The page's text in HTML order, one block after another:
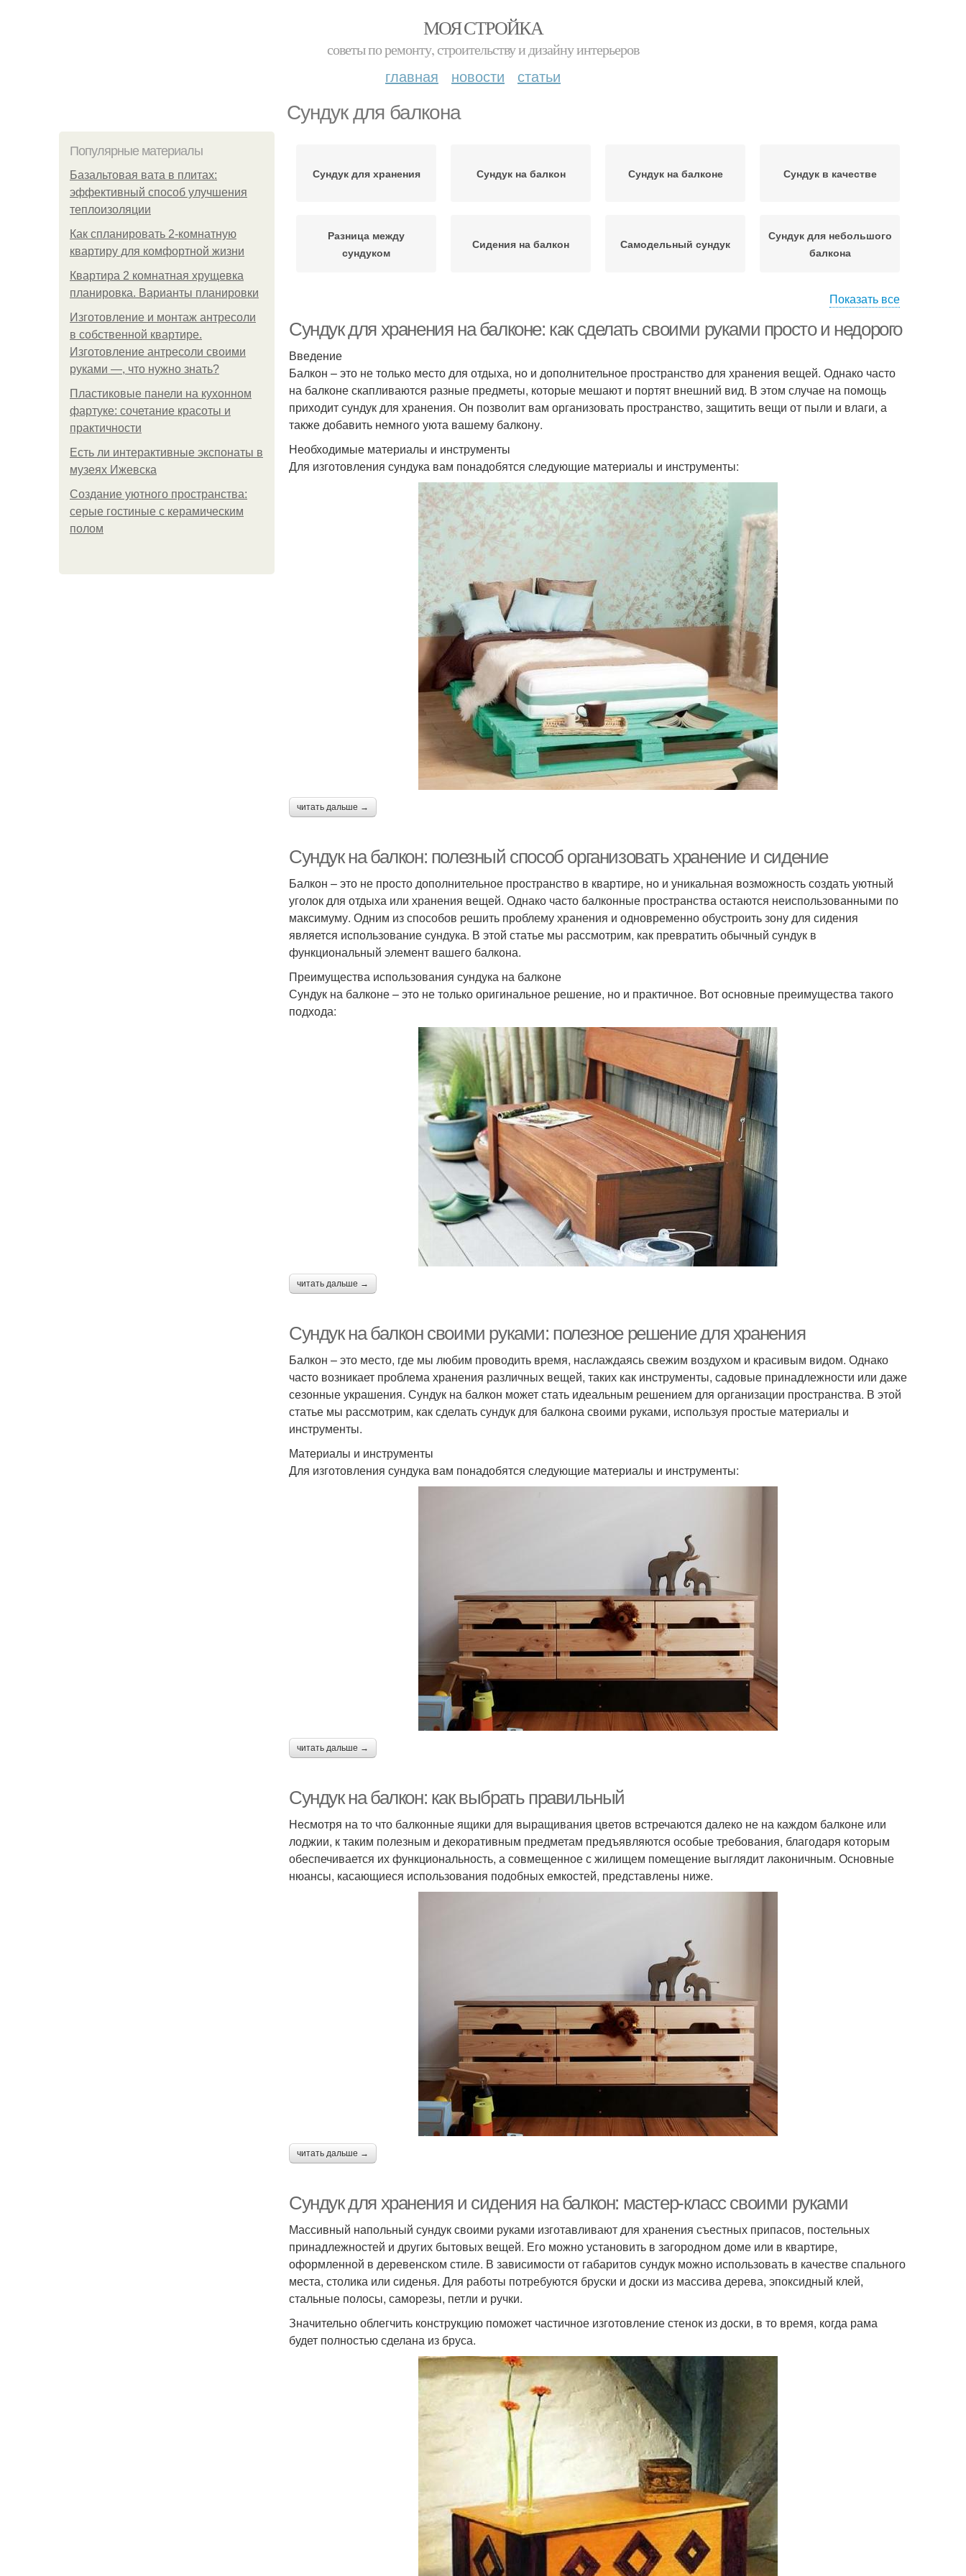
МОЯ СТРОЙКА
советы по ремонту, строительству и дизайну интерьеров
главная новости статьи
Сундук для балкона
Популярные материалы
Базальтовая вата в плитах:
эффективный способ улучшения
теплоизоляции
Как спланировать 2-комнатную
квартиру для комфортной жизни
Квартира 2 комнатная хрущевка
планировка. Варианты планировки
Изготовление и монтаж антресоли
в собственной квартире.
Изготовление антресоли своими
руками —, что нужно знать?
Пластиковые панели на кухонном
фартуке: сочетание красоты и
практичности
Есть ли интерактивные экспонаты в
музеях Ижевска
Создание уютного пространства:
серые гостиные с керамическим
полом
Сундук для хранения Сундук на балкон Сундук на балконе Сундук в качестве
Разница между
сундуком
Сидения на балкон Самодельный сундук
Сундук для небольшого
балкона
комфортного отдыха
эффективного хранения
Отсеки к сундуку Условия на балконе Погоды на балконе Диваны на балкон
Руки на балкон Ящик на балкон
Диван-ящик на балкон
Показать все
Сундук для хранения на балконе: как сделать своими руками просто и недорого
Введение
Балкон – это не только место для отдыха, но и дополнительное пространство для хранения вещей. Однако часто
на балконе скапливаются разные предметы, которые мешают и портят внешний вид. В этом случае на помощь
приходит сундук для хранения. Он позволит вам организовать пространство, защитить вещи от пыли и влаги, а
также добавить немного уюта вашему балкону.
Необходимые материалы и инструменты
Для изготовления сундука вам понадобятся следующие материалы и инструменты:
читать дальше →
Сундук на балкон: полезный способ организовать хранение и сидение
Балкон – это не просто дополнительное пространство в квартире, но и уникальная возможность создать уютный
уголок для отдыха или хранения вещей. Однако часто балконные пространства остаются неиспользованными по
максимуму. Одним из способов решить проблему хранения и одновременно обустроить зону для сидения
является использование сундука. В этой статье мы рассмотрим, как превратить обычный сундук в
функциональный элемент вашего балкона.
Преимущества использования сундука на балконе
Сундук на балконе – это не только оригинальное решение, но и практичное. Вот основные преимущества такого
подхода:
читать дальше →
Сундук на балкон своими руками: полезное решение для хранения
Балкон – это место, где мы любим проводить время, наслаждаясь свежим воздухом и красивым видом. Однако
часто возникает проблема хранения различных вещей, таких как инструменты, садовые принадлежности или даже
сезонные украшения. Сундук на балкон может стать идеальным решением для организации пространства. В этой
статье мы рассмотрим, как сделать сундук для балкона своими руками, используя простые материалы и
инструменты.
Материалы и инструменты
Для изготовления сундука вам понадобятся следующие материалы и инструменты:
читать дальше →
Сундук на балкон: как выбрать правильный
Несмотря на то что балконные ящики для выращивания цветов встречаются далеко не на каждом балконе или
лоджии, к таким полезным и декоративным предметам предъявляются особые требования, благодаря которым
обеспечивается их функциональность, а совмещенное с жилищем помещение выглядит лаконичным. Основные
нюансы, касающиеся использования подобных емкостей, представлены ниже.
читать дальше →
Сундук для хранения и сидения на балкон: мастер-класс своими руками
Массивный напольный сундук своими руками изготавливают для хранения съестных припасов, постельных
принадлежностей и других бытовых вещей. Его можно установить в загородном доме или в квартире,
оформленной в деревенском стиле. В зависимости от габаритов сундук можно использовать в качестве спального
места, столика или сиденья. Для работы потребуются бруски и доски из массива дерева, эпоксидный клей,
стальные полосы, саморезы, петли и ручки.
Значительно облегчить конструкцию поможет частичное изготовление стенок из доски, в то время, когда рама
будет полностью сделана из бруса.